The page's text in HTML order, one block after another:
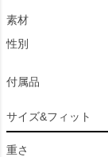
素材
性別
付属品
サイズ&フィット
重さ